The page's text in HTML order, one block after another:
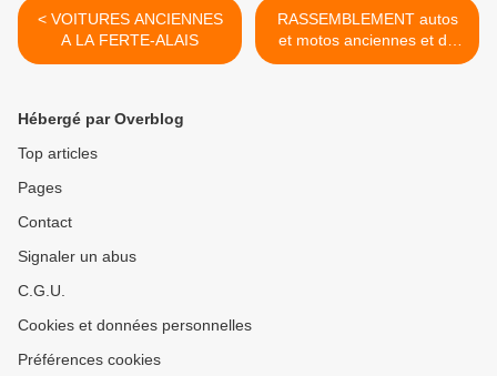
< VOITURES ANCIENNES
A LA FERTE-ALAIS
RASSEMBLEMENT autos
et motos anciennes et de
collection DIMANCHE 19
Hébergé par Overblog
Top articles
Pages
Contact
Signaler un abus
C.G.U.
Cookies et données personnelles
Préférences cookies